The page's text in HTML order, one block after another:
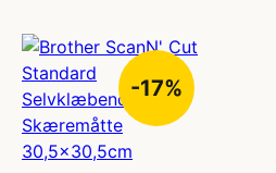
-17%